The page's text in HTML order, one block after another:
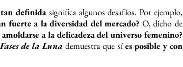
definidasignifica algunos desafíos. Por ejemplo,
fuerte a la diversidad del mercado? O, dicho de
a la delicadeza del universo femenino?
de la Luna demuestra que síes posible y con